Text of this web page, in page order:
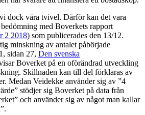
dock våra tvivel. Därför kan det vara
med Boverkets rapport
2 2018) som publicerades den 13/12.
minskning av antalet påbörjade
sidan 27, Den svenska
Boverket på en oförändrad utveckling
Skillnaden kan till del förklaras av
Medan Veidekke använder sig av ”4
stödjer sig Boverket på data från
och använder sig av något man kallar